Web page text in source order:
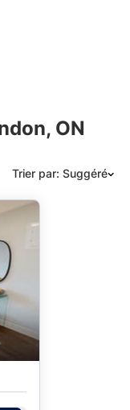
ON
Trier par: Suggéré